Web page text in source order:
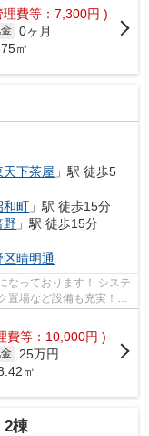
理費等：7,300円 )
0ヶ月
㎡
天下茶屋 」駅 徒歩5
和町 」駅 徒歩15分
野 」駅 徒歩15分
区晴明通
おります！ システ
置場など設備も充実！徒
費等：10,000円 )
25万円
㎡
2棟